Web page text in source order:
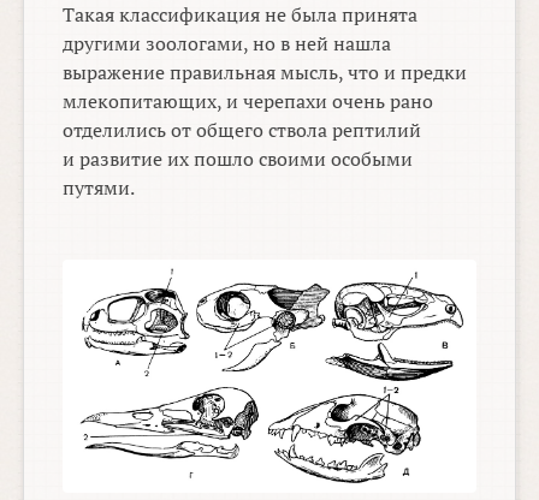
Такая классификация не была принята
другими зоологами, но в ней нашла
выражение правильная мысль, что и предки
млекопитающих, и черепахи очень рано
отделились от общего ствола рептилий
и развитие их пошло своими особыми
путями.